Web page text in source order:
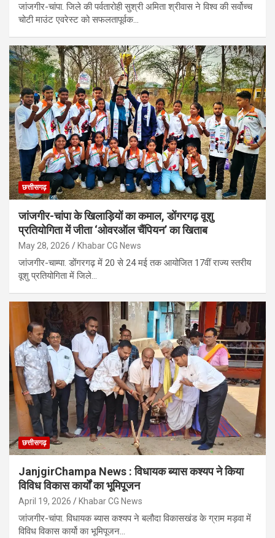
जांजगीर-चांपा. जिले की पर्वतारोही सुश्री अमिता श्रीवास ने विश्व की सर्वोच्च
चोटी माउंट एवरेस्ट को सफलतापूर्वक…
छत्तीसगढ़
जांजगीर-चांपा के खिलाड़ियों का कमाल, डोंगरगढ़ वूशु
प्रतियोगिता में जीता ‘ओवरऑल चैंपियन’ का खिताब
May 28, 2026 Khabar CG News
जांजगीर-चाम्पा. डोंगरगढ़ में 20 से 24 मई तक आयोजित 17वीं राज्य स्तरीय
वूशु प्रतियोगिता में जिले…
छत्तीसगढ़
JanjgirChampa News : विधायक ब्यास कश्यप ने किया
विविध विकास कार्यों का भूमिपूजन
April 19, 2026 Khabar CG News
जांजगीर-चांपा. विधायक ब्यास कश्यप ने बलौदा विकासखंड के ग्राम मड़वा में
विविध विकास कार्यो का भूमिपूजन…